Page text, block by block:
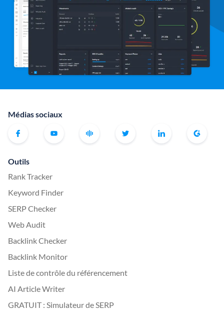
Médias sociaux
Outils
Rank Tracker
Keyword Finder
SERP Checker
Web Audit
Backlink Checker
Backlink Monitor
Liste de contrôle du référencement
AI Article Writer
GRATUIT : Simulateur de SERP